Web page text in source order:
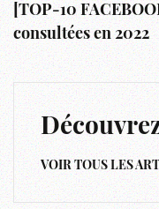
[TOP-10
consultées en 2022
VOIR TOUS LES